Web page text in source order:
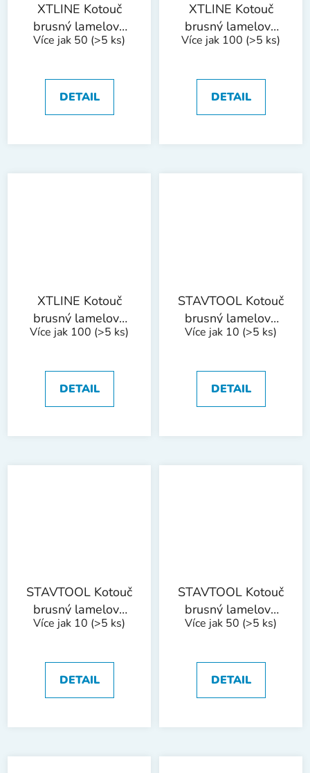
XTLINE Kotouč
brusný lamelový
korund | 125 mm,
Více jak 50 (>5 ks)
DETAIL
XTLINE Kotouč
brusný lamelový
korund | 125 mm,
Více jak 100 (>5 ks)
DETAIL
XTLINE Kotouč
brusný lamelový
korund | 125 mm,
Více jak 100 (>5 ks)
DETAIL
STAVTOOL Kotouč
brusný lamelový
korund | 150 mm
Více jak 10 (>5 ks)
DETAIL
STAVTOOL Kotouč
brusný lamelový
korund | 150 mm
Více jak 10 (>5 ks)
DETAIL
STAVTOOL Kotouč
brusný lamelový
korund | 150 mm
Více jak 50 (>5 ks)
DETAIL